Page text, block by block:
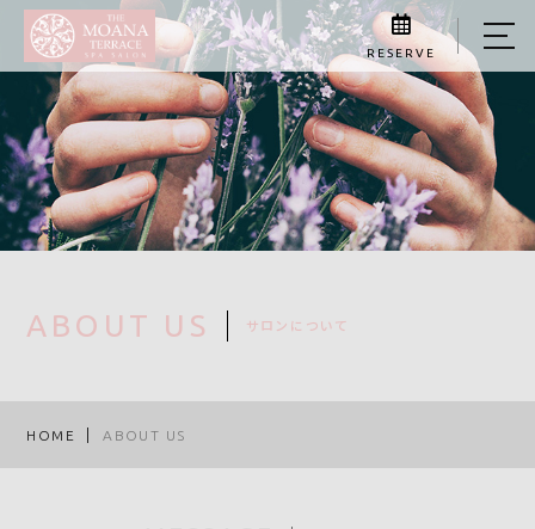
RESERVE
ABOUT US サロンについて
HOME ABOUT US
HOME
ABOUT US
MENU
VOICE
LEGAL INFORMATION